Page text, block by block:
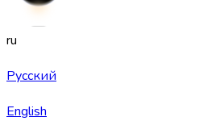
ru
Русский
English